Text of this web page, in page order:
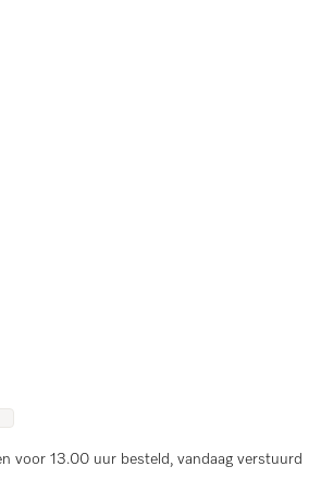
voor 13.00 uur besteld, vandaag verstuurd